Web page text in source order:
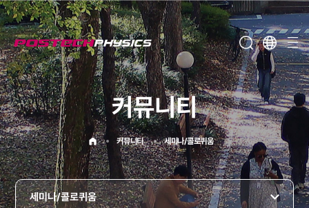
커뮤니티
커뮤니티 세미나/콜로퀴움
세미나/콜로퀴움